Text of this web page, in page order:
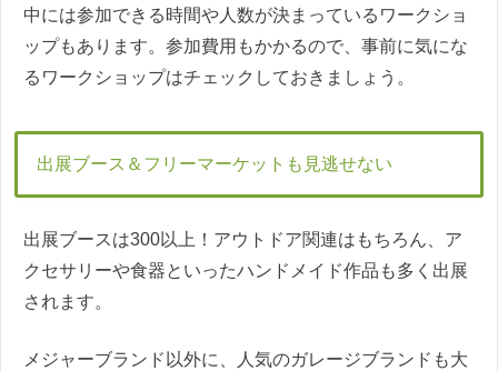
中には参加できる時間や人数が決まっているワークショ
ップもあります。参加費用もかかるので、事前に気にな
るワークショップはチェックしておきましょう。
出展ブース＆フリーマーケットも見逃せない
出展ブースは300以上！アウトドア関連はもちろん、ア
クセサリーや食器といったハンドメイド作品も多く出展
されます。
メジャーブランド以外に、人気のガレージブランドも大